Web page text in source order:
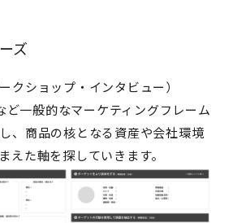
ズ
クショップ・インタビュー）
ど一般的なマーケティングフレーム
、商品の核となる資産や会社環境
えた軸を探していきます。